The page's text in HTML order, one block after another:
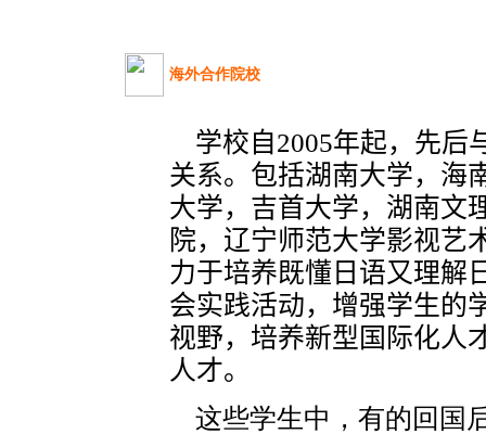
海外合作院校
学校自2005年起，先后
关系。包括湖南大学，海
大学，吉首大学，湖南文
院，辽宁师范大学影视艺
力于培养既懂日语又理解
会实践活动，增强学生的
视野，培养新型国际化人
人才。
这些学生中，有的回国